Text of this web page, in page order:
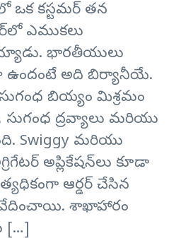
ఒక కస్టమర్ తన
ఎముకలు
భారతీయులు
ఉందంటే అది బిర్యానీయే.
బియ్యం మిశ్రమం
ద్రవ్యాలు మరియు
Swiggy మరియు
అప్లికేషన్‌లు కూడా
ఆర్డర్ చేసిన
శాఖాహారం
[…]